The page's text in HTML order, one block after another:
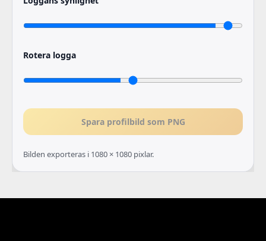
Rotera logga
Spara profilbild som PNG
Bilden exporteras i 1080 × 1080 pixlar.